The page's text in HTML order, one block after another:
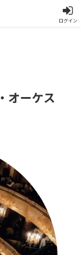
ログイン
オーケス